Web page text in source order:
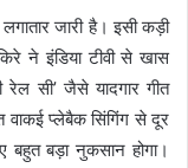
जारी है। इसी कड़ी
ने इंडिया टीवी से खास
रेल सी’ जैसे यादगार गीत
वाकई प्लेबैक सिंगिंग से दूर
बहुत बड़ा नुकसान होगा।